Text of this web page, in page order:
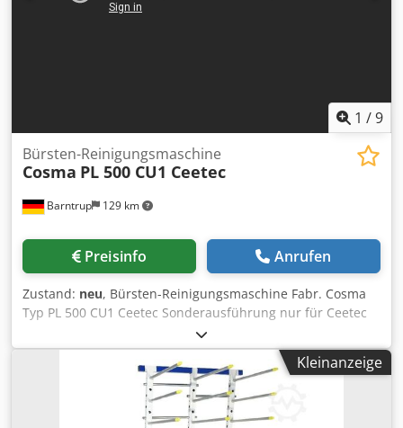
1 /9
Barntrup 129 km
Bürsten-Reinigungsmaschine
Cosma PL 500 CU1 Ceetec
Preisinfo Anrufen
Zustand: neu, Bürsten-Reinigungsmaschine Fabr. Cosma
Typ PL 500 CU1 Ceetec Sonderausführung nur für Ceetec
Vertreiberbürsten Reinigungsmaschinen speziell für
Ceetec-Bürsten, die zum Lackieren und Beschichten von
Massivholzwerkstücken eingesetzt werden. Dodpfeph Sr
Sjx Aahjkr Eine sorgfältige und min. tägliche Reinigung der
Vertreiberbürsten verlängert die Lebensdauer und stellt
Kleinanzeige